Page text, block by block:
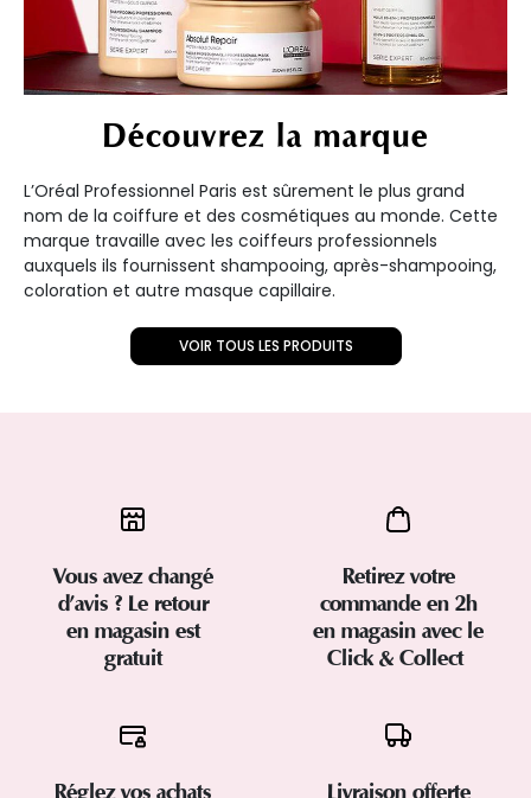
Découvrez la marque
L’Oréal Professionnel Paris est sûrement le plus grand
nom de la coiffure et des cosmétiques au monde. Cette
marque travaille avec les coiffeurs professionnels
auxquels ils fournissent shampooing, après-shampooing,
coloration et autre masque capillaire.
VOIR TOUS LES PRODUITS
Vous avez changé
d’avis ? Le retour
en magasin est
gratuit
Retirez votre
commande en 2h
en magasin avec le
Click & Collect
Réglez vos achats
Livraison offerte